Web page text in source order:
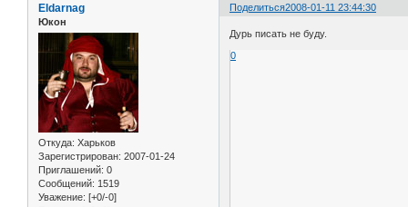
Поделиться2008-01-11 23:44:30
Eldarnag
Юкон
Откуда: Харьков
Зарегистрирован: 2007-01-24
Приглашений: 0
Сообщений: 1519
Уважение: [+0/-0]
Дурь писать не буду.
0